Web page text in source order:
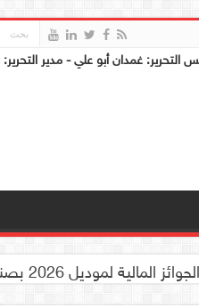
التحرير: غمدان أبو علي - مدير